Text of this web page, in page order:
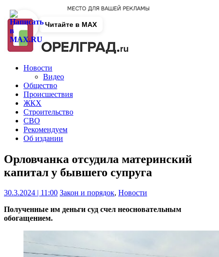
Новости
Видео
Общество
Происшествия
ЖКХ
Строительство
СВО
Рекомендуем
Об издании
Орловчанка отсудила материнский
капитал у бывшего супруга
30.3.2024 | 11:00 Закон и порядок, Новости
Полученные им деньги суд счел неосновательным
обогащением.
Читайте в MAX